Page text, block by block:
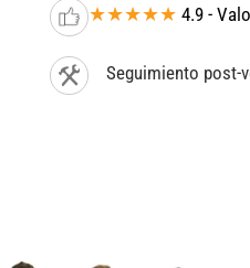
★★★★★ 4.9 -
Seguimiento post-